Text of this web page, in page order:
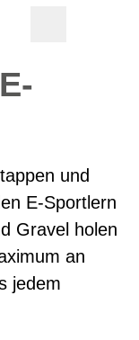
und
E-Sportlern
Gravel holen
an
jedem